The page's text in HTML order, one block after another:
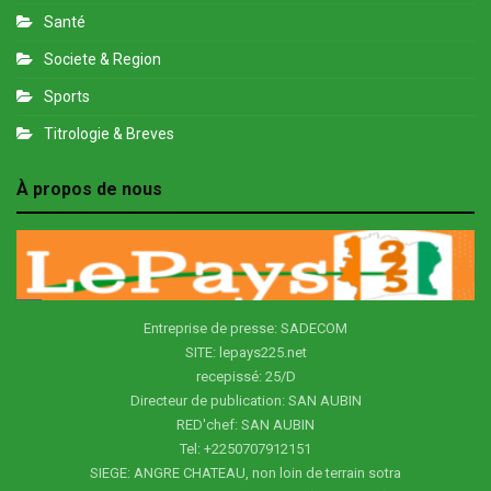
Santé
Societe & Region
Sports
Titrologie & Breves
À propos de nous
Entreprise de presse: SADECOM
SITE: lepays225.net
recepissé: 25/D
Directeur de publication: SAN AUBIN
RED'chef: SAN AUBIN
Tel: +2250707912151
SIEGE: ANGRE CHATEAU, non loin de terrain sotra